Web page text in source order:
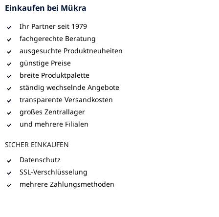
Einkaufen bei Mükra
Ihr Partner seit 1979
fachgerechte Beratung
ausgesuchte Produktneuheiten
günstige Preise
breite Produktpalette
ständig wechselnde Angebote
transparente Versandkosten
großes Zentrallager
und mehrere Filialen
SICHER EINKAUFEN
Datenschutz
SSL-Verschlüsselung
mehrere Zahlungsmethoden